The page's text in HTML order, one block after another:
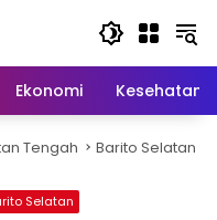
Ekonomi Kesehatan
Tengah
Barito Selatan
Selatan